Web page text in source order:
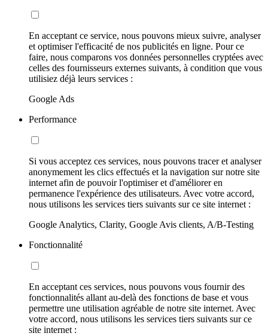
En acceptant ce service, nous pouvons mieux suivre, analyser
et optimiser l'efficacité de nos publicités en ligne. Pour ce
faire, nous comparons vos données personnelles cryptées avec
celles des fournisseurs externes suivants, à condition que vous
utilisiez déjà leurs services :
Google Ads
Performance
Si vous acceptez ces services, nous pouvons tracer et analyser
anonymement les clics effectués et la navigation sur notre site
internet afin de pouvoir l'optimiser et d'améliorer en
permanence l'expérience des utilisateurs. Avec votre accord,
nous utilisons les services tiers suivants sur ce site internet :
Google Analytics, Clarity, Google Avis clients, A/B-Testing
Fonctionnalité
En acceptant ces services, nous pouvons vous fournir des
fonctionnalités allant au-delà des fonctions de base et vous
permettre une utilisation agréable de notre site internet. Avec
votre accord, nous utilisons les services tiers suivants sur ce
site internet :